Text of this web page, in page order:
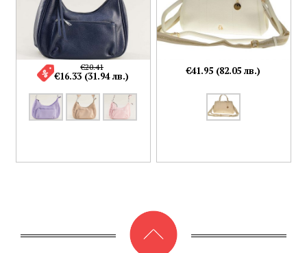
€20.41
€16.33 (31.94 лв.) €41.95 (82.05 лв.)